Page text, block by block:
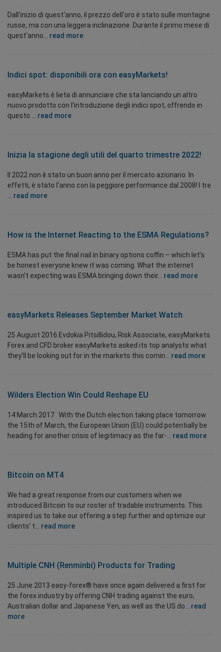
Dall'inizio di quest'anno, il prezzo dell'oro è stato sulle montagne
russe, ma con una leggera inclinazione. Durante il primo mese di
quest'anno... read more
Indici spot: disponibili ora con easyMarkets!
easyMarkets è lieta di annunciare che sta lanciando un altro
nuovo prodotto con l'introduzione degli indici spot, offrendo in
questo ... read more
Inizia la stagione degli utili del quarto trimestre 2022!
Il 2022 non è stato un buon anno per il mercato azionario. In
effetti, è stato l'anno con la peggiore performance dal 2008! I tre
read more
How is the Internet Reacting to the ESMA Regulations?
ESMA has put the final nail in binary options coffin – which let’s
be honest everyone knew it was coming. What the internet
wasn’t expecting was ESMA bringing down their... read more
easyMarkets Releases September Market Watch
25 August 2016 Evdokia Pitsillidou, Risk Associate, easyMarkets
Forex and CFD broker easyMarkets asked its top analysts what
they’ll be looking out for in the markets this comin... read more
Wilders Election Win Could Reshape EU
14 March 2017 With the Dutch election taking place tomorrow
the 15th of March, the European Union (EU) could potentially be
heading for another crisis of legitimacy as the far-... read more
Bitcoin on MT4
We had a great response from our customers when we
introduced Bitcoin to our roster of tradable instruments. This
inspired us to take our offering a step further and optimize our
clients’ t... read more
Multiple CNH (Renminbi) Products for Trading
25 June 2013 easy-forex® have once again delivered a first for
the forex industry by offering CNH trading against the euro,
Australian dollar and Japanese Yen, as well as the US do... read
more